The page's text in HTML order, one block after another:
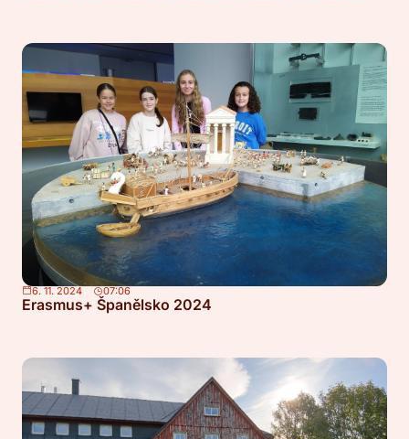
6. 11. 2024 07:06
Erasmus+ Španělsko 2024